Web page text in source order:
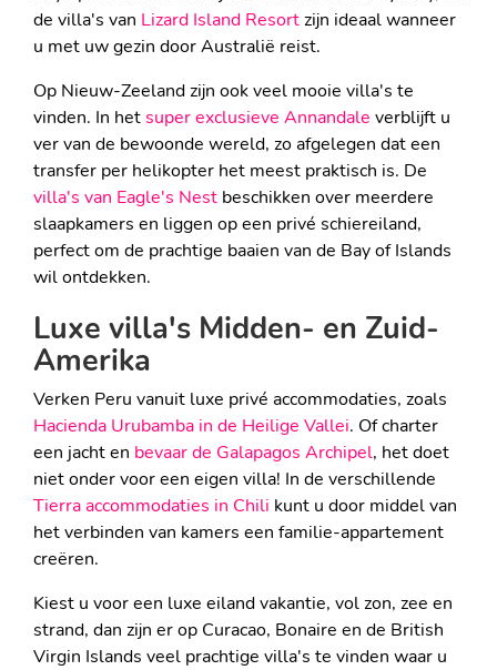
de villa's van Lizard Island Resortzijn ideaal wanneer
u met uw gezin door Australië reist.
Op Nieuw-Zeeland zijn ook veel mooie villa's te
vinden. In hetsuper exclusieve Annandale verblijft u
ver van de bewoonde wereld, zo afgelegen dat een
transfer per helikopter het meest praktisch is. De
villa's van Eagle's Nest beschikken over meerdere
slaapkamers en liggen op een privé schiereiland,
perfect om de prachtige baaien van de Bay of Islands
wil ontdekken.
Luxe villa's Midden- en Zuid-
Amerika
Verken Peru vanuit luxe privé accommodaties, zoals
Hacienda Urubamba in de Heilige Vallei. Of charter
een jacht en bevaar de Galapagos Archipel, het doet
niet onder voor een eigen villa! In de verschillende
Tierra accommodaties in Chili kunt u door middel van
het verbinden van kamers een familie-appartement
creëren.
Kiest u voor een luxe eiland vakantie, vol zon, zee en
strand, dan zijn er op Curacao, Bonaire en de British
Virgin Islands veel prachtige villa's te vinden waar u